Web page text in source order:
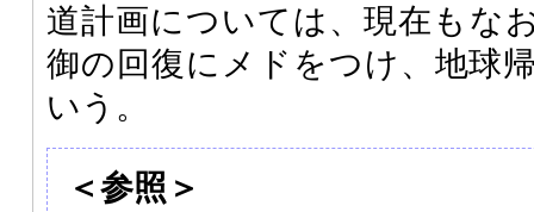
道計画については、現在もな
御の回復にメドをつけ、地球
いう。
＜参照＞